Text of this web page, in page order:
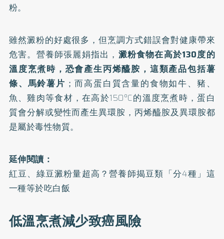
粉。
雖然澱粉的好處很多，但烹調方式錯誤會對健康帶來
危害。營養師張麗娟指出， 澱粉食物在高於130度的
溫度烹煮時，恐會產生丙烯醯胺，這類產品包括薯
條、馬鈴薯片 ；而高蛋白質含量的食物如牛、豬、
魚、雞肉等食材，在高於150°C的溫度烹煮時，蛋白
質會分解或變性而產生異環胺，丙烯醯胺及異環胺都
是屬於毒性物質。
延伸閱讀：
紅豆、綠豆澱粉量超高？營養師揭豆類「分4種」這
一種等於吃白飯
低溫烹煮減少致癌風險